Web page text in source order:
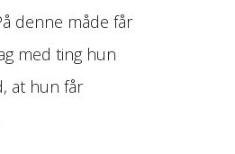
denne måde får
med ting hun
at hun får